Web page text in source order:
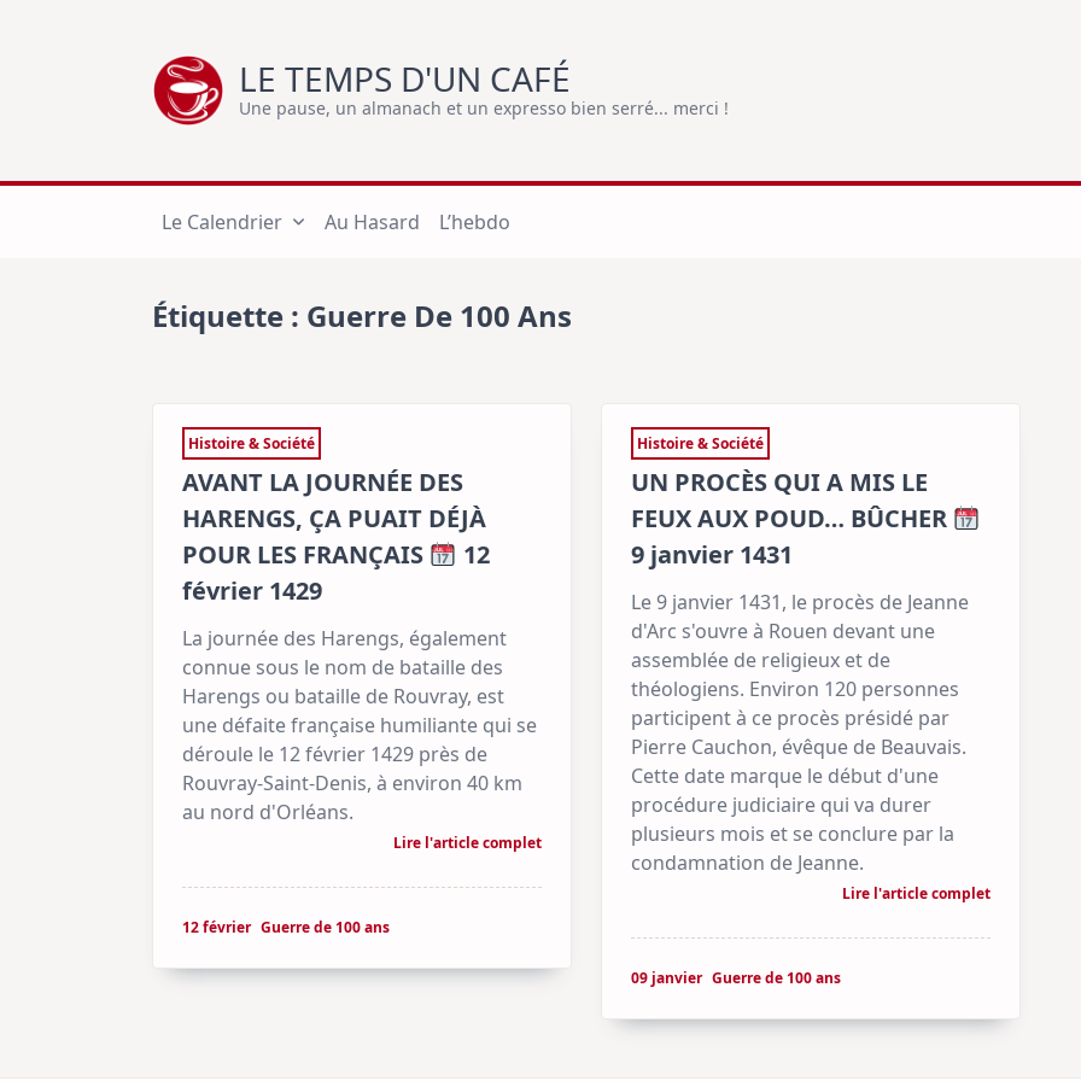
LE TEMPS D'UN CAFÉ
Une pause, un almanach et un expresso bien serré... merci !
Le Calendrier Au Hasard L’hebdo
Étiquette : Guerre De 100 Ans
Histoire & Société
AVANT LA JOURNÉE DES
HARENGS, ÇA PUAIT DÉJÀ
POUR LES FRANÇAIS
12
février 1429
La journée des Harengs, également
connue sous le nom de bataille des
Harengs ou bataille de Rouvray, est
une défaite française humiliante qui se
déroule le 12 février 1429 près de
Rouvray-Saint-Denis, à environ 40 km
au nord d'Orléans.
Lire l'article complet
12 février Guerre de 100 ans
Histoire & Société
UN PROCÈS QUI A MIS LE
FEUX AUX POUD… BÛCHER
9 janvier 1431
Le 9 janvier 1431, le procès de Jeanne
d'Arc s'ouvre à Rouen devant une
assemblée de religieux et de
théologiens. Environ 120 personnes
participent à ce procès présidé par
Pierre Cauchon, évêque de Beauvais.
Cette date marque le début d'une
procédure judiciaire qui va durer
plusieurs mois et se conclure par la
condamnation de Jeanne.
Lire l'article complet
09 janvier Guerre de 100 ans